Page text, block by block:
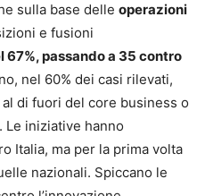
sulla base delle operazioni
e fusioni
67%, passando a 35 contro
nel 60% dei casi rilevati,
di fuori del core business o
iniziative hanno
Italia, ma per la prima volta
nazionali. Spiccano le